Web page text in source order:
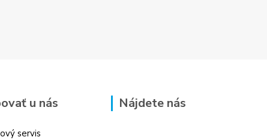
u nás
servis
Nájdete nás